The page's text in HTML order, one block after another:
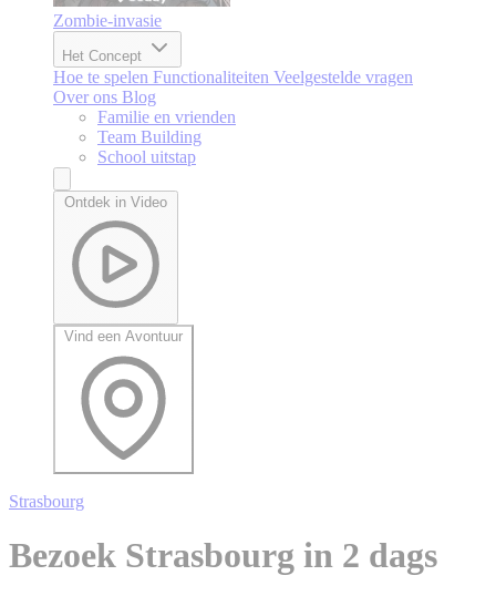
Zombie-invasie
Het Concept
Hoe te spelen Functionaliteiten Veelgestelde vragen
Over ons Blog
Familie en vrienden
Team Building
School uitstap
Ontdek in Video
Vind een Avontuur
Strasbourg
Bezoek Strasbourg in 2 dags